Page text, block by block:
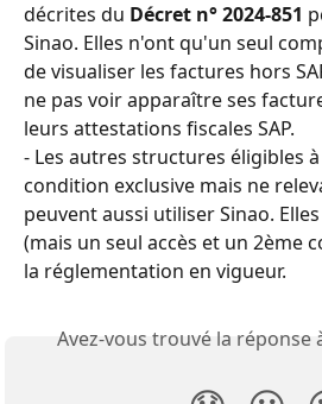
décrites du Décret n° 2024-851
Sinao. Elles n'ont qu'un seul
de visualiser les factures hors
ne pas voir apparaître ses
leurs attestations fiscales SAP.
- Les autres structures éligibles
condition exclusive mais ne
peuvent aussi utiliser Sinao.
(mais un seul accès et un 2ème
la réglementation en vigueur.
Avez-vous trouvé la réponse